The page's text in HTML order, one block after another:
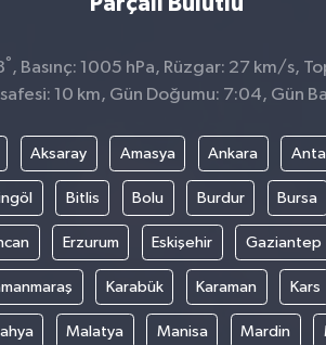
° , Basınç: 1005 hPa, Rüzgar: 27 km/s,
10 km, Gün Doğumu: 7:04, Gün
Aksaray Amasya Ankara
Bitlis Bolu Burdur Bursa
Erzurum Eskişehir Gaziantep
Karabük Karaman Kars
Malatya Manisa Mardin